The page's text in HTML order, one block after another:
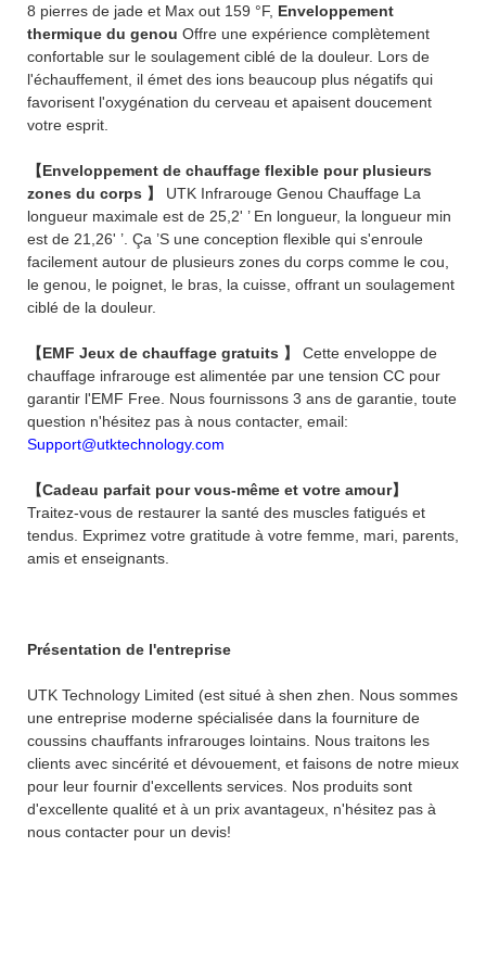
8 pierres de jade et Max out 159 °F, Enveloppement
thermique du genou Offre une expérience complètement
confortable sur le soulagement ciblé de la douleur. Lors de
l'échauffement, il émet des ions beaucoup plus négatifs qui
favorisent l'oxygénation du cerveau et apaisent doucement
votre esprit.
【Enveloppement de chauffage flexible pour plusieurs
zones du corps 】 UTK Infrarouge Genou Chauffage La
longueur maximale est de 25,2' ’ En longueur, la longueur min
est de 21,26' ’. Ça ’S une conception flexible qui s'enroule
facilement autour de plusieurs zones du corps comme le cou,
le genou, le poignet, le bras, la cuisse, offrant un soulagement
ciblé de la douleur.
【EMF Jeux de chauffage gratuits 】 Cette enveloppe de
chauffage infrarouge est alimentée par une tension CC pour
garantir l'EMF Free. Nous fournissons 3 ans de garantie, toute
question n'hésitez pas à nous contacter, email:
Support@utktechnology.com
【Cadeau parfait pour vous-même et votre amour】
Traitez-vous de restaurer la santé des muscles fatigués et
tendus. Exprimez votre gratitude à votre femme, mari, parents,
amis et enseignants.
Présentation de l'entreprise
UTK Technology Limited (est situé à shen zhen. Nous sommes
une entreprise moderne spécialisée dans la fourniture de
coussins chauffants infrarouges lointains. Nous traitons les
clients avec sincérité et dévouement, et faisons de notre mieux
pour leur fournir d'excellents services. Nos produits sont
d'excellente qualité et à un prix avantageux, n'hésitez pas à
nous contacter pour un devis!